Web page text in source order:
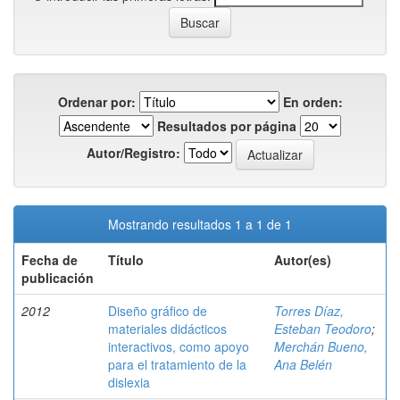
Ordenar por:
En orden:
Resultados por página
Autor/Registro:
Mostrando resultados 1 a 1 de 1
Fecha de
publicación
Título Autor(es)
2012
Diseño gráfico de
materiales didácticos
interactivos, como apoyo
para el tratamiento de la
dislexia
Torres Díaz,
Esteban Teodoro;
Merchán Bueno,
Ana Belén